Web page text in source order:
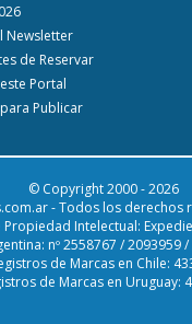
Newsletter
de Reservar
Portal
Publicar
© Copyright 2000 - 2026
- Todos los derechos
Propiedad Intelectual:
nº 2558767 / 2093959
de Marcas en Chile:
de Marcas en Uruguay: